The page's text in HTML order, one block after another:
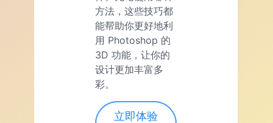
方法，这些技巧都
能帮助你更好地利
用 Photoshop 的
3D 功能，让你的
设计更加丰富多
彩。
立即体验